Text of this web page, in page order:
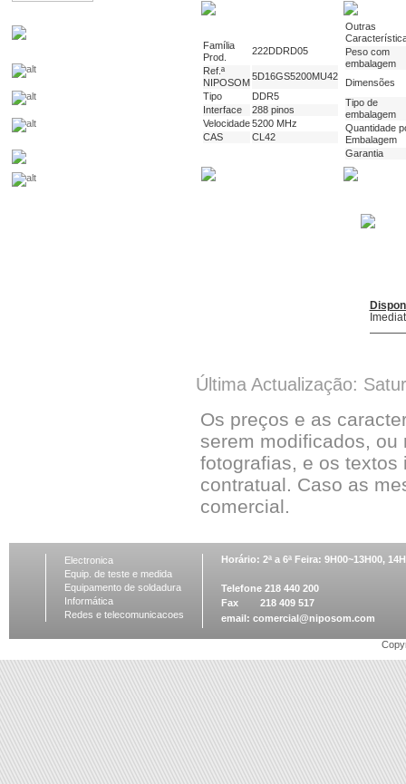
Família
Prod.
222DDRD05
Ref.ª
NIPOSOM
5D16GS5200MU42
Tipo
DDR5
Interface
288 pinos
Velocidade5200 MHz
CAS
CL42
Outras
Peso com
embalagem
Dimensões
Tipo de
embalagem
Quantidade
Embalagem
Garantia
Última Actualização:
Os preços e as
serem modificados, ou
fotografias, e os
contratual. Caso as
comercial.
Electronica
Equip. de teste e medida
Equipamento de soldadura
Informática
Redes e telecomunicacoes
Horário: 2ª a 6ª Feira: 9H00~13H00,
Telefone 218 440 200
Fax 218 409 517
email: comercial@niposom.com